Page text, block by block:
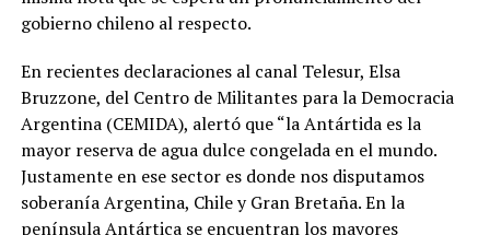
gobierno chileno al respecto.
En recientes declaraciones al canal Telesur, Elsa
Bruzzone, del Centro de Militantes para la Democracia
Argentina (CEMIDA), alertó que “la Antártida es la
mayor reserva de agua dulce congelada en el mundo.
Justamente en ese sector es donde nos disputamos
soberanía Argentina, Chile y Gran Bretaña. En la
península Antártica se encuentran los mayores